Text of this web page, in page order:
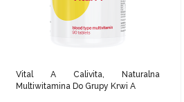
Vital A Calivita, Naturalna
Multiwitamina Do Grupy Krwi A